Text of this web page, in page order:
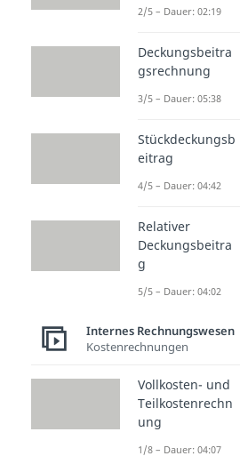
2/5 – Dauer: 02:19
Deckungsbeitra
gsrechnung
3/5 – Dauer: 05:38
Stückdeckungsb
eitrag
4/5 – Dauer: 04:42
Relativer
Deckungsbeitra
g
5/5 – Dauer: 04:02
Internes Rechnungswesen
Kostenrechnungen
Vollkosten- und
Teilkostenrechn
ung
1/8 – Dauer: 04:07